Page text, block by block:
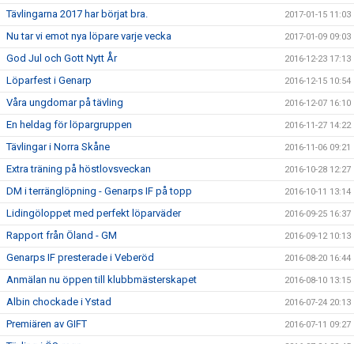
Tävlingarna 2017 har börjat bra. 2017-01-15 11:03
Nu tar vi emot nya löpare varje vecka 2017-01-09 09:03
God Jul och Gott Nytt År 2016-12-23 17:13
Löparfest i Genarp 2016-12-15 10:54
Våra ungdomar på tävling 2016-12-07 16:10
En heldag för löpargruppen 2016-11-27 14:22
Tävlingar i Norra Skåne 2016-11-06 09:21
Extra träning på höstlovsveckan 2016-10-28 12:27
DM i terränglöpning - Genarps IF på topp 2016-10-11 13:14
Lidingöloppet med perfekt löparväder 2016-09-25 16:37
Rapport från Öland - GM 2016-09-12 10:13
Genarps IF presterade i Veberöd 2016-08-20 16:44
Anmälan nu öppen till klubbmästerskapet 2016-08-10 13:15
Albin chockade i Ystad 2016-07-24 20:13
Premiären av GIFT 2016-07-11 09:27